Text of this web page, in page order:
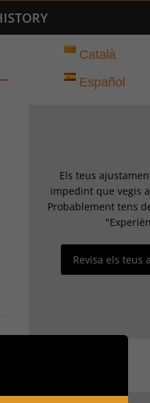
Català
Español
Els teus
impedint que vegis
Probablement tens
Revisa els teus